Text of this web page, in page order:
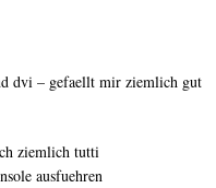
dvi – gefaellt mir ziemlich gut
ziemlich tutti
ausfuehren